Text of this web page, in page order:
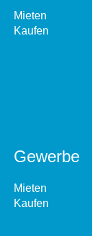
Mieten
Kaufen
Gewerbe
Mieten
Kaufen